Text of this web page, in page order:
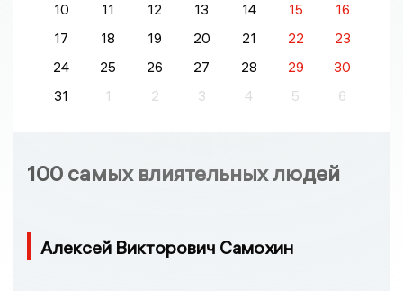
10
11 12 13 14 15
16
17
18 19 20 21 22
23
24
25 26 27 28 29
30
31
1 2 3 4 5 6
100 самых влиятельных людей
Алексей Викторович Самохин